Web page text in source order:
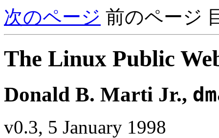
次のページ 前のページ
The Linux Public
Donald B. Marti Jr.,
v0.3, 5 January 1998